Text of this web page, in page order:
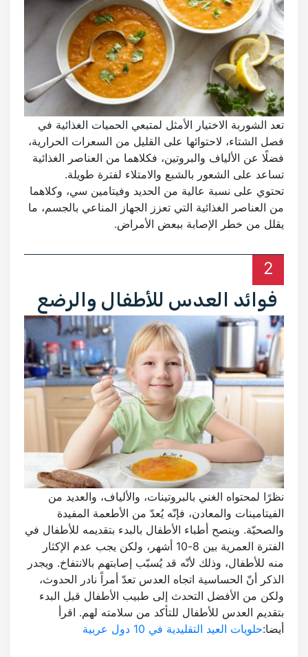
تعد الشوربة الاختيار الأمثل لمتبعي الحميات الغذائية في
فصل الشتاء، لاحتوائها على القليل من السعرات الحرارية،
فضلًا عن الألياف والبروتين، فكلاهما من العناصر الغذائية
تساعد على الشعور بالشبع والامتلاء لفترة طويلة.
تحتوي على نسبة عالية من الحديد وفيتامين سي، وكلاهما
من العناصر الغذائية التي تعزز الجهاز المناعي بالجسم، ما
يقلل من خطر الإصابة ببعض الأمراض.
2
فوائد العدس للأطفال والرضع
نظرًا لمحتواه الغني بالبروتينات، والألياف، والعديد من
الفيتامينات والمعادن، فإنّه يُعدّ من الأطعمة المفيدة
والصحيّة. وينصح أطباء الأطفال بالبدء بتقديمه للأطفال في
الفترة العمرية بين 8-10 أشهر، ولكن يجب عدم الإكثار
منه للأطفال، وذلك لأنّه قد يُسبّب إصابتهم بالانتفاخ. ويجدر
الذكر أنّ الحساسية اتجاه العدس تعدّ أمراً نادر الحدوث،
ولكن من الأفضل التحدث إلى طبيب الأطفال قبل البدء
بتقديم العدس للأطفال للتأكد من سلامته لهم. اقرأ
أيضا:حلويات العيد التقليدية في 10 دول عربية